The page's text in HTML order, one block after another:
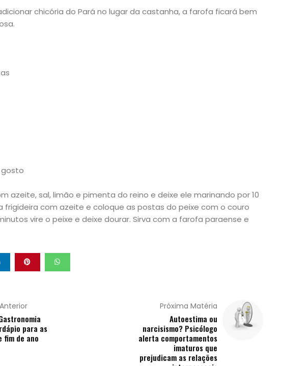
chicória do Pará no lugar da castanha, a farofa ficará bem
gosto
azeite, sal, limão e pimenta do reino e deixe ele marinando por 10
frigideira com azeite e coloque as postas do peixe com o couro
vire o peixe e deixe dourar. Sirva com a farofa paraense e
para as
fim de ano
Próxima Matéria
Autoestima ou
narcisismo? Psicólogo
alerta comportamentos
imaturos que
prejudicam as relações